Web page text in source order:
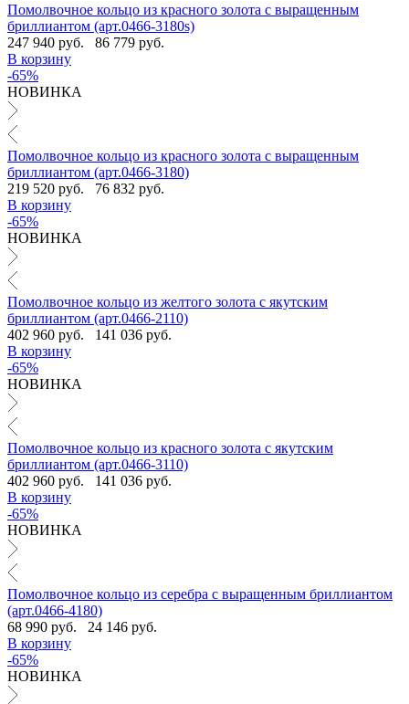
Помолвочное кольцо из красного золота с выращенным
бриллиантом (арт.0466-3180s)
247 940 руб.
86 779 руб.
В корзину
-65%
НОВИНКА
Помолвочное кольцо из красного золота с выращенным
бриллиантом (арт.0466-3180)
219 520 руб.
76 832 руб.
В корзину
-65%
НОВИНКА
Помолвочное кольцо из желтого золота с якутским
бриллиантом (арт.0466-2110)
402 960 руб.
141 036 руб.
В корзину
-65%
НОВИНКА
Помолвочное кольцо из красного золота с якутским
бриллиантом (арт.0466-3110)
402 960 руб.
141 036 руб.
В корзину
-65%
НОВИНКА
Помолвочное кольцо из серебра с выращенным бриллиантом
(арт.0466-4180)
68 990 руб.
24 146 руб.
В корзину
-65%
НОВИНКА